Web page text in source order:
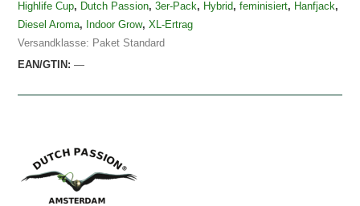
Highlife Cup, Dutch Passion,3er-Pack, Hybrid,feminisiert, Hanfjack,
Diesel Aroma, Indoor Grow,XL-Ertrag
Versandklasse: Paket Standard
EAN/GTIN:—